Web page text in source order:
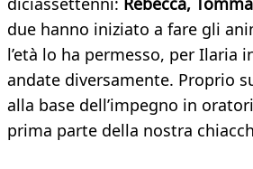
due hanno iniziato a fare gli
l’età lo ha permesso, per Ilaria
andate diversamente. Proprio
alla base dell’impegno in
prima parte della nostra